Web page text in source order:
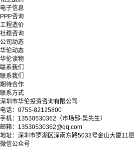
电子信息
PPP咨询
工程造价
社稳咨询
公司动态
华伦动态
华伦读物
联系我们
联系我们
期待合作
联系方式
深圳市华伦投资咨询有限公司
电话：0755-82125800
手机：13530530362（市场部-吴先生）
邮箱：13530530362@qq.com
地址：深圳市罗湖区深南东路5033号金山大厦11层
微信公众号